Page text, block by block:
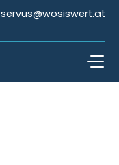
Icon Email
servus@wosiswert.at